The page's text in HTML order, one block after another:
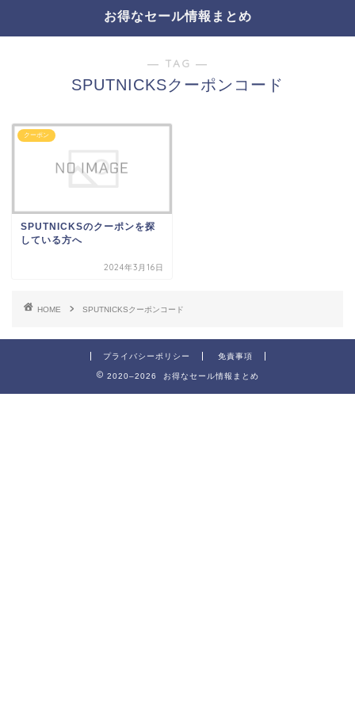
お得なセール情報まとめ
― TAG ―
SPUTNICKSクーポンコード
クーポン
SPUTNICKSのクーポンを探
している方へ
2024年3月16日
HOME SPUTNICKSクーポンコード
プライバシーポリシー 免責事項
2020–2026 お得なセール情報まとめ